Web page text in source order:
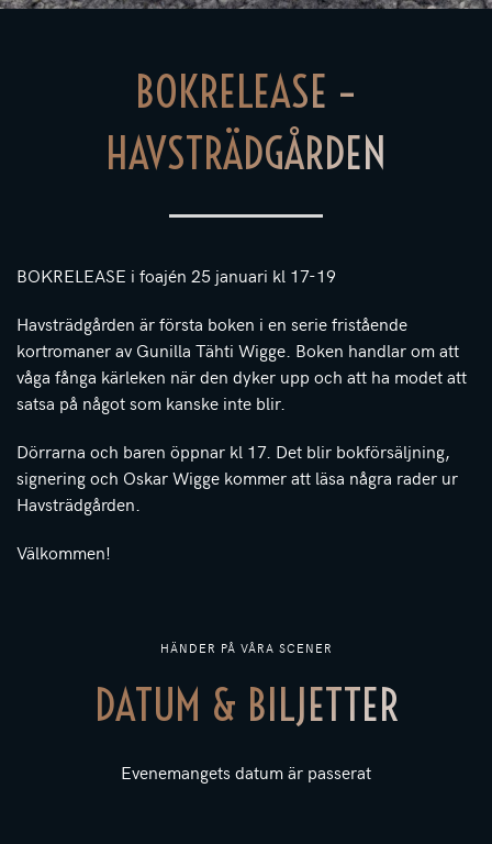
HÄNDER PÅ VÅRA SCENER
DATUM & BILJETTER
Evenemangets datum är passerat
BOKRELEASE –
HAVSTRÄDGÅRDEN
BOKRELEASE i foajén 25 januari kl 17-19
Havsträdgården är första boken i en serie fristående
kortromaner av Gunilla Tähti Wigge. Boken handlar om att
våga fånga kärleken när den dyker upp och att ha modet att
satsa på något som kanske inte blir.
Dörrarna och baren öppnar kl 17. Det blir bokförsäljning,
signering och Oskar Wigge kommer att läsa några rader ur
Havsträdgården.
Välkommen!